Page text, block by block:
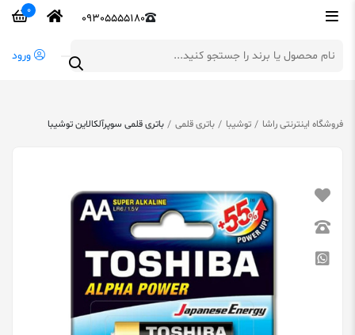
09305555180
0
ورود
فروشگاه اینترنتی راشا توشیبا باتری قلمی باتری قلمی سوپرآلکالاین توشیبا